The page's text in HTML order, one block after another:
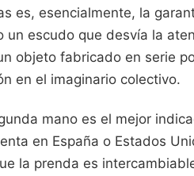
es, esencialmente, la
un escudo que desvía la
objeto fabricado en serie
en el imaginario colectivo.
mano es el mejor
en España o Estados
la prenda es